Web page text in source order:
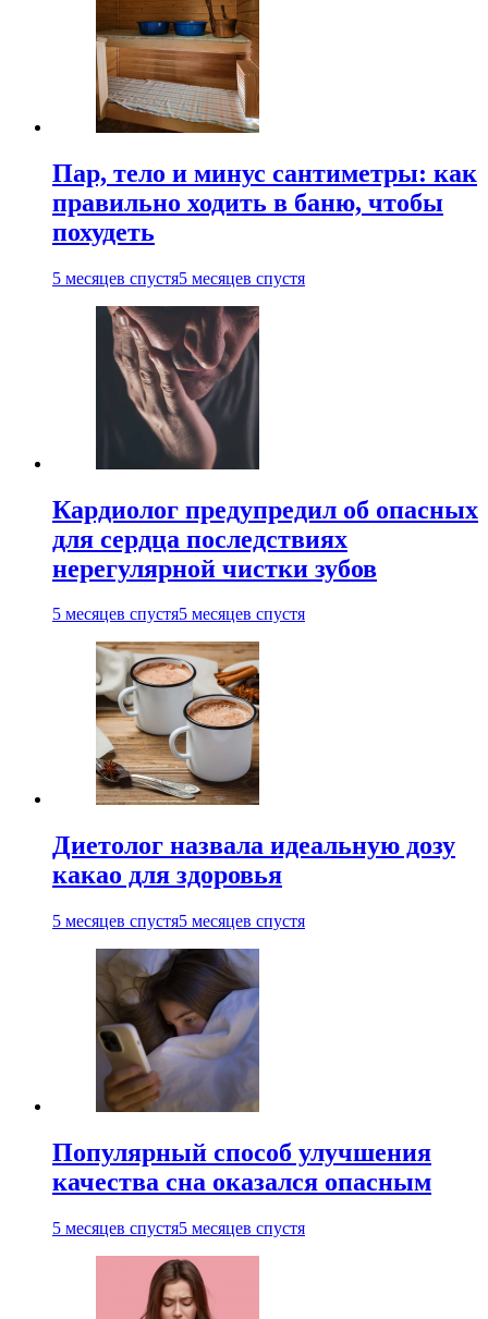
Пар, тело и минус сантиметры: как
правильно ходить в баню, чтобы
похудеть
5 месяцев спустя5 месяцев спустя
Кардиолог предупредил об опасных
для сердца последствиях
нерегулярной чистки зубов
5 месяцев спустя5 месяцев спустя
Диетолог назвала идеальную дозу
какао для здоровья
5 месяцев спустя5 месяцев спустя
Популярный способ улучшения
качества сна оказался опасным
5 месяцев спустя5 месяцев спустя